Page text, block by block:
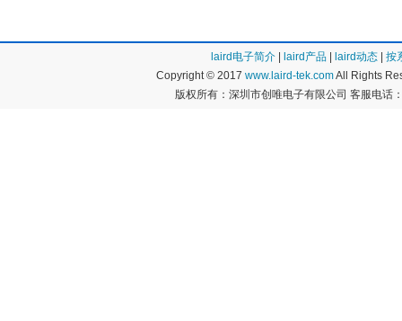
laird电子简介 laird产品 laird动态
按
Copyright © 2017 www.laird-tek.comAll Rights
版权所有：深圳市创唯电子有限公司 客服电话